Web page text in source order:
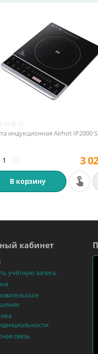
индукционная Airhot IP2000
+ 3
В корзину
кабинет
учётную запись
связь